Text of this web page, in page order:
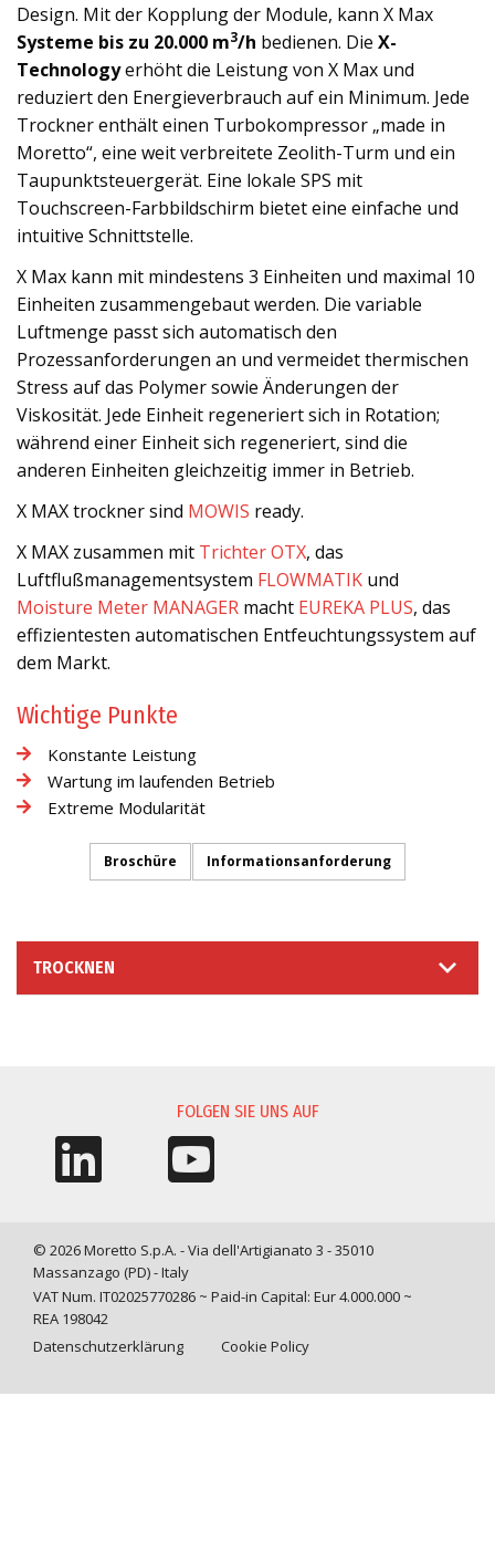
Design. Mit der Kopplung der Module, kann X Max
Systeme bis zu 20.000 m3/h bedienen. Die X-
Technologyerhöht die Leistung von X Max und
reduziert den Energieverbrauch auf ein Minimum. Jede
Trockner enthält einen Turbokompressor „made in
Moretto“, eine weit verbreitete Zeolith-Turm und ein
Taupunktsteuergerät. Eine lokale SPS mit
Touchscreen-Farbbildschirm bietet eine einfache und
intuitive Schnittstelle.
X Max kann mit mindestens 3 Einheiten und maximal 10
Einheiten zusammengebaut werden. Die variable
Luftmenge passt sich automatisch den
Prozessanforderungen an und vermeidet thermischen
Stress auf das Polymer sowie Änderungen der
Viskosität. Jede Einheit regeneriert sich in Rotation;
während einer Einheit sich regeneriert, sind die
anderen Einheiten gleichzeitig immer in Betrieb.
X MAX trockner sind MOWIS ready.
X MAX zusammen mit Trichter OTX, das
Luftflußmanagementsystem FLOWMATIK und
Moisture Meter MANAGER macht EUREKA PLUS, das
effizientesten automatischen Entfeuchtungssystem auf
dem Markt.
Wichtige Punkte
Konstante Leistung
Wartung im laufenden Betrieb
Extreme Modularität
Broschüre Informationsanforderung
TROCKNEN
FOLGEN SIE UNS AUF
© 2026 Moretto S.p.A. - Via dell'Artigianato 3 - 35010
Massanzago (PD) - Italy
VAT Num. IT02025770286 ~ Paid-in Capital: Eur 4.000.000 ~
REA 198042
Datenschutzerklärung
Cookie Policy